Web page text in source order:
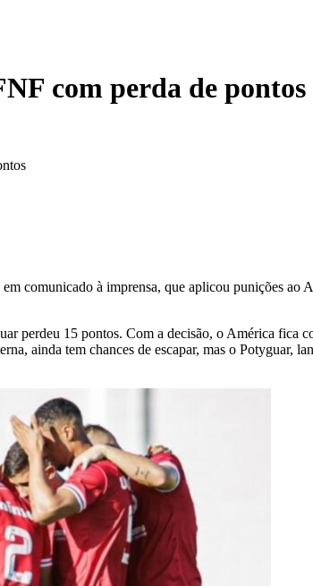
com perda de
comunicado à imprensa, que aplicou punições ao
perdeu 15 pontos. Com a decisão, o América fica
ainda tem chances de escapar, mas o Potyguar,